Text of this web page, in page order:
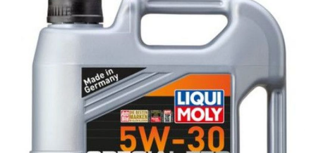
Aditivi Ulei
Adtitivi combustibil
Soluții de Curățare
Anulatoare eoare LED